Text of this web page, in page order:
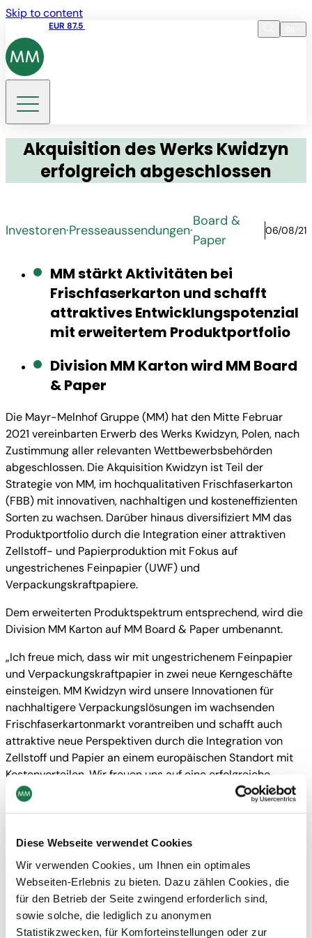
Diese Webseite verwendet Cookies
Wir verwenden Cookies, um Ihnen ein optimales
Webseiten-Erlebnis zu bieten. Dazu zählen Cookies, die
für den Betrieb der Seite zwingend erforderlich sind,
sowie solche, die lediglich zu anonymen
Statistikzwecken, für Komforteinstellungen oder zur
Skip to content
EUR 87.5
Akquisition des Werks Kwidzyn
erfolgreich abgeschlossen
Investoren·Presseaussendungen·
Board &
Paper
06/08/21
MM stärkt Aktivitäten bei
Frischfaserkarton und schafft
attraktives Entwicklungspotenzial
mit erweitertem Produktportfolio
Division MM Karton wird MM Board
& Paper
Die Mayr-Melnhof Gruppe (MM) hat den Mitte Februar
2021 vereinbarten Erwerb des Werks Kwidzyn, Polen, nach
Zustimmung aller relevanten Wettbewerbsbehörden
abgeschlossen. Die Akquisition Kwidzyn ist Teil der
Strategie von MM, im hochqualitativen Frischfaserkarton
(FBB) mit innovativen, nachhaltigen und kosteneffizienten
Sorten zu wachsen. Darüber hinaus diversifiziert MM das
Produktportfolio durch die Integration einer attraktiven
Zellstoff- und Papierproduktion mit Fokus auf
ungestrichenes Feinpapier (UWF) und
Verpackungskraftpapiere.
Dem erweiterten Produktspektrum entsprechend, wird die
Division MM Karton auf MM Board & Paper umbenannt.
„Ich freue mich, dass wir mit ungestrichenem Feinpapier
und Verpackungskraftpapier in zwei neue Kerngeschäfte
einsteigen. MM Kwidzyn wird unsere Innovationen für
nachhaltigere Verpackungslösungen im wachsenden
Frischfaserkartonmarkt vorantreiben und schafft auch
attraktive neue Perspektiven durch die Integration von
Zellstoff und Papier an einem europäischen Standort mit
Kostenvorteilen. Wir freuen uns auf eine erfolgreiche
Zusammenarbeit mit unseren neuen Kollegen,“
MM Kwidzyn betreibt am integrierten Zellstoff- und
Jahreskapazität von rund 400.000 t und vier verbundene
Karton-/Papiermaschinen. Das Kernstück ist eine FBB-
Maschine mit 260.000 t Jahreskapazität Karton. Darüber
hinaus ist MM Kwidzyn mit einer Papiermaschine in das